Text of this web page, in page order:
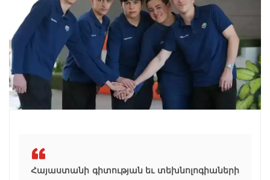
Հայաստանի գիտության եւ տեխնոլոգիաների